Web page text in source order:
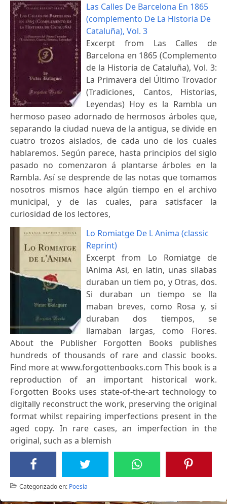
Las Calles De Barcelona En 1865
(complemento De La Historia De
Cataluña), Vol. 3
Excerpt from Las Calles de
Barcelona en 1865 (Complemento
de la Historia de Cataluña), Vol. 3:
La Primavera del Último Trovador
(Tradiciones, Cantos, Historias,
Leyendas) Hoy es la Rambla un
hermoso paseo adornado de hermosos árboles que,
separando la ciudad nueva de la antigua, se divide en
cuatro trozos aislados, de cada uno de los cuales
hablaremos. Según parece, hasta principios del siglo
pasado no comenzaron á plantarse árboles en la
Rambla. Así se desprende de las notas que tomamos
nosotros mismos hace algún tiempo en el archivo
municipal, y de las cuales, para satisfacer la
curiosidad de los lectores,
Lo Romiatge De L Anima (classic
Reprint)
Excerpt from Lo Romiatge de
lAnima Asi, en latin, unas silabas
duraban un tiem po, y Otras, dos.
Si duraban un tiempo se lla
maban breves, como Rosa y, si
duraban dos tiempos, se
llamaban largas, como Flores.
About the Publisher Forgotten Books publishes
hundreds of thousands of rare and classic books.
Find more at www.forgottenbooks.com This book is a
reproduction of an important historical work.
Forgotten Books uses state-of-the-art technology to
digitally reconstruct the work, preserving the original
format whilst repairing imperfections present in the
aged copy. In rare cases, an imperfection in the
original, such as a blemish
Categorizado en: Poesía